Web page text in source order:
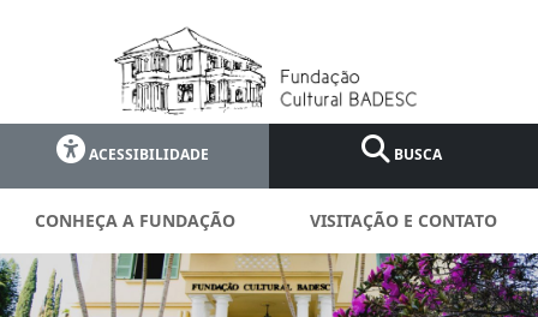
ACESSIBILIDADE BUSCA
CONHEÇA A FUNDAÇÃO VISITAÇÃO E CONTATO